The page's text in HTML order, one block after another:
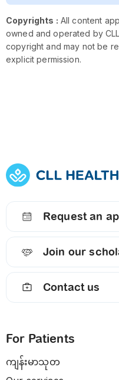
Copyrights : All content
owned and operated by
copyright and may not be
explicit permission.
Request an
Join our
Contact us
For Patients
ကျန်းမာသုတ